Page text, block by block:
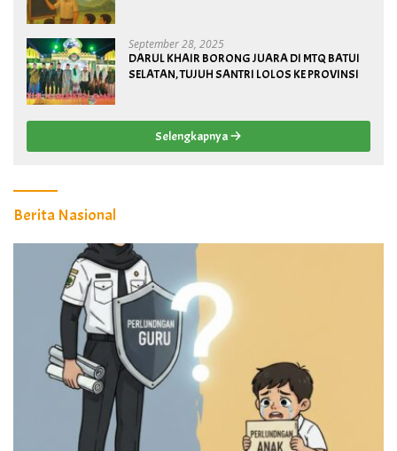
September 28, 2025
DARUL KHAIR BORONG JUARA DI MTQ BATUI
SELATAN, TUJUH SANTRI LOLOS KE PROVINSI
Selengkapnya
Berita Nasional